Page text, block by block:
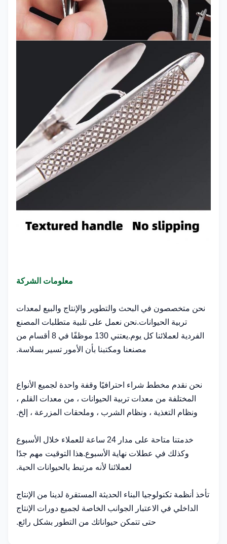
معلومات الشركة
نحن متخصصون في البحث والتطوير والإنتاج والبيع لمعدات
تربية الحيوانات.نحن نعمل على تلبية متطلبات المصنع
الفردية لعملائنا كل يوم.يعتني 130 موظفًا في 8 أقسام من
مصنعنا ومكتبنا بأن الأمور تسير بسلاسة.
نحن نقدم مخطط شراء احترافيًا وقفة واحدة لجميع الأنواع
المختلفة من معدات تربية الحيوانات ، من معدات القلم ،
ونظام التغذية ، ونظام الشرب ، وملحقات المزرعة ، إلخ.
خدمتنا متاحة على مدار 24 ساعة للعملاء خلال الأسبوع
وكذلك في عطلات نهاية الأسبوع.هذا التوقيت مهم جدًا
لعملائنا لأنه مرتبط بالحيوانات الحية.
تأخذ أنظمة تكنولوجيا البناء الحديثة المستقرة لدينا من الإنتاج
الداخلي في الاعتبار الجوانب الخاصة لجميع دورات الإنتاج
حتى تتمكن حيواناتك من التطور بشكل رائع.